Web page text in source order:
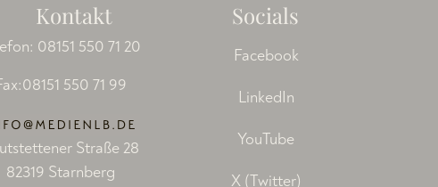
Kontakt
08151 550 71 20
550 71 99
Straße 28
82319 Starnberg
Socials
Facebook
LinkedIn
YouTube
X (Twitter)